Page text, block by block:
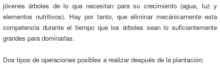
jóvenes árboles de lo que necesitan para su crecimiento (agua, luz y
elementos nutritivos). Hay por tanto, que eliminar mecánicamente esta
competencia durante el tiempo que los árboles sean lo suficientemente
grandes para dominarlas.
Dos tipos de operaciones posibles a realizar después de la plantación: